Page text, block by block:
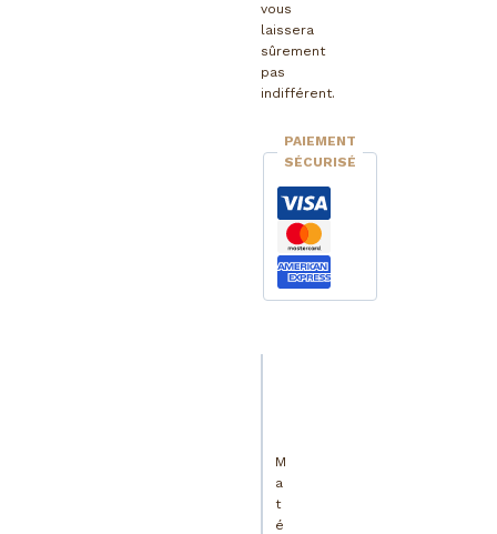
vous
laissera
sûrement
pas
indifférent.
PAIEMENT
SÉCURISÉ
M
a
t
é